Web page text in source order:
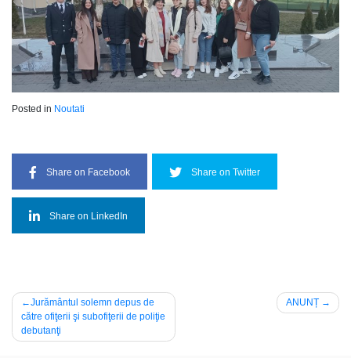
Posted in Noutati
Share on Facebook Share on Twitter
Share on LinkedIn
Navigare
în
articole
Jurământul solemn depus de
către ofiţerii şi subofiţerii de poliţie
debutanţi
ANUNȚ